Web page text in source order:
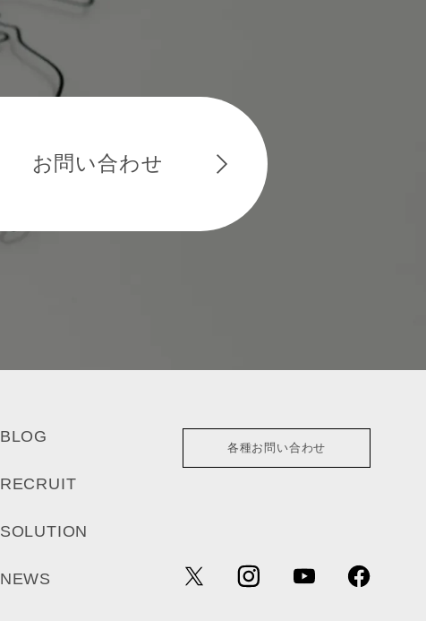
お問い合わせ
BLOG
RECRUIT
SOLUTION
NEWS
各種お問い合わせ